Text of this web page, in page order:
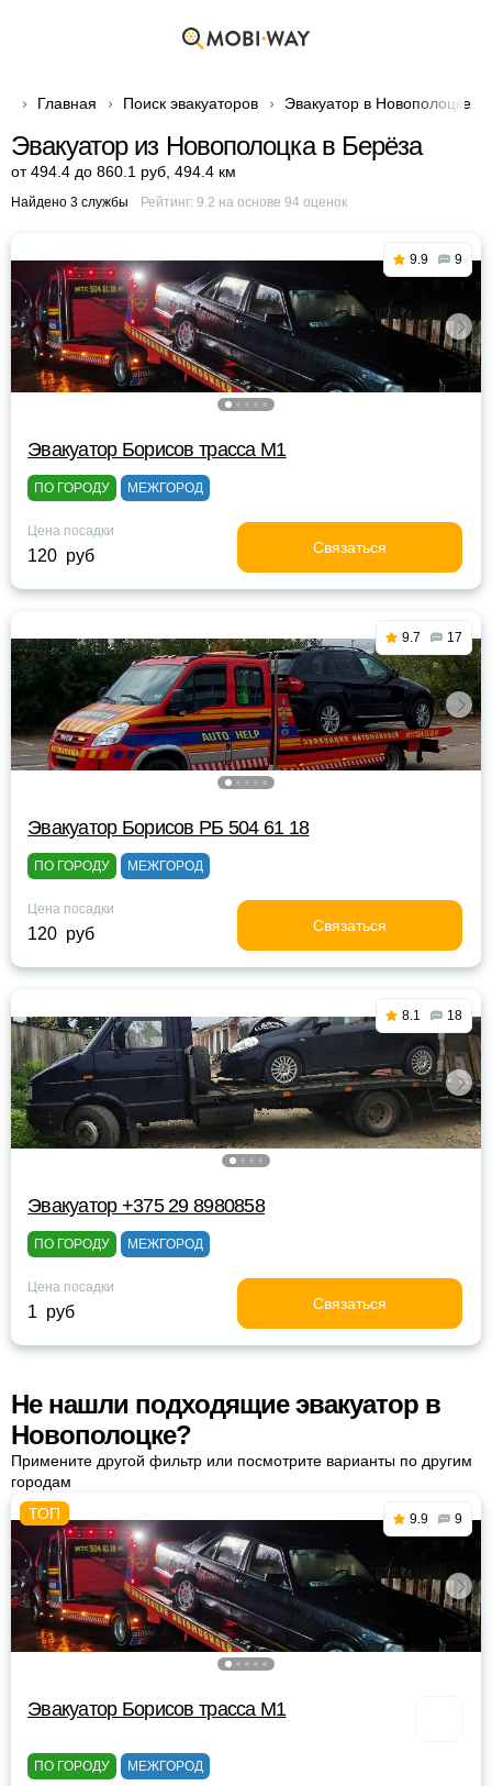
Главная Поиск эвакуаторов Эвакуатор в Новополоцке
Эвакуатор из Новополоцка в Берёза
от 494.4 до 860.1 руб 494.4 км
Найдено 3 службы Рейтинг: 9.2 на основе 94оценок
9.9 9
Эвакуатор Борисов трасса М1
ПО ГОРОДУ МЕЖГОРОД
Цена посадки
120 руб Связаться
9.7 17
Эвакуатор Борисов РБ 504 61 18
ПО ГОРОДУ МЕЖГОРОД
Цена посадки
120 руб Связаться
8.1 18
Эвакуатор +375 29 8980858
ПО ГОРОДУ МЕЖГОРОД
Цена посадки
1 руб Связаться
Не нашли подходящие эвакуатор в
Новополоцке?
Примените другой фильтр или посмотрите варианты по другим
городам
9.9 9
Эвакуатор Борисов трасса М1
ПО ГОРОДУ МЕЖГОРОД